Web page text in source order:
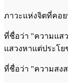
ภาวะแห่งจิตที่คอ
ที่ชื่อว่า "ความแส
แสวงหาแต่ประโย
ที่ชื่อว่า "ความสง